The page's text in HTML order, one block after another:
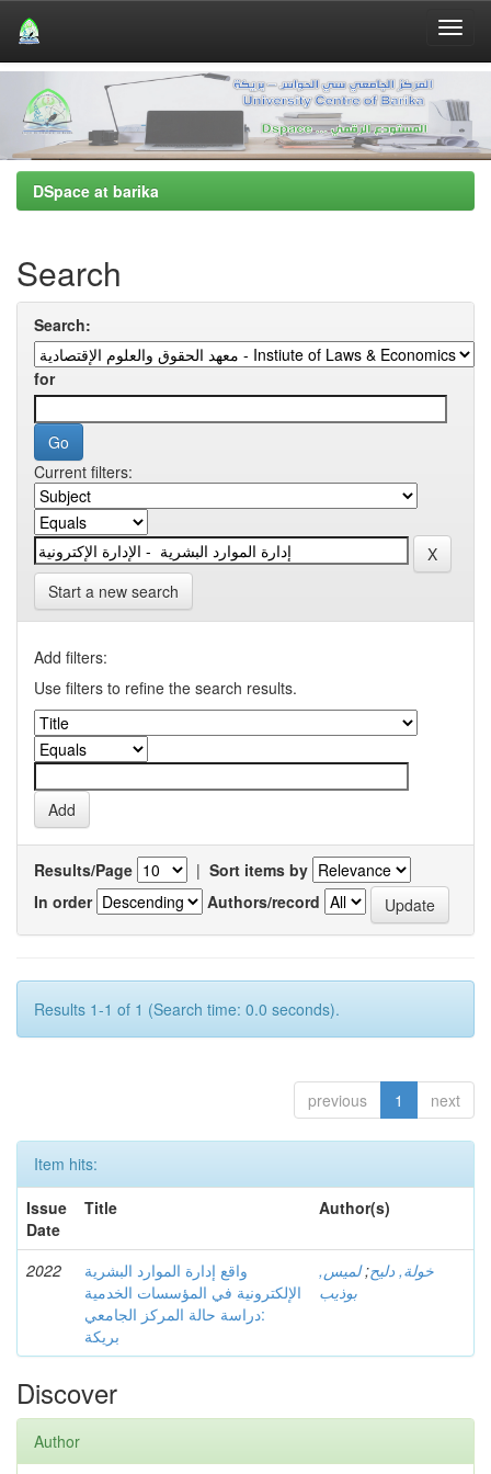
navigation
DSpace at barika
Search
Search:
for
Current filters:
Start a new search
Add filters:
Use filters to refine the search results.
Results/Page | Sort items by
In order
Authors/record
Results 1-1 of 1 (Search time: 0.0 seconds).
previous 1 next
Item hits:
Issue
Date
Title Author(s)
2022
واقع إدارة الموارد البشرية
الإلكترونية في المؤسسات الخدمية
:دراسة حالة المركز الجامعي
بريكة
خولة, دليح;لميس,
بوذيب
Discover
Author